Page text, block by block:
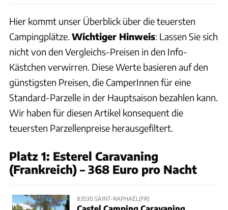
Hier kommt unser Überblick über die teuersten
Campingplätze. Wichtiger Hinweis: Lassen Sie sich
nicht von den Vergleichs-Preisen in den Info-
Kästchen verwirren. Diese Werte basieren auf den
günstigsten Preisen, die CamperInnen für eine
Standard-Parzelle in der Hauptsaison bezahlen kann.
Wir haben für diesen Artikel konsequent die
teuersten Parzellenpreise herausgefiltert.
Platz 1: Esterel Caravaning
(Frankreich) – 368 Euro pro Nacht
83530 SAINT-RAPHAËL(FR)